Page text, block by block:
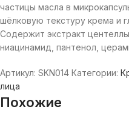
частицы масла в
шёлковую текстуру крема и
Содержит экстракт
ниацинамид, пантенол,
Артикул: SKN014 Категории:
лица
Похожие